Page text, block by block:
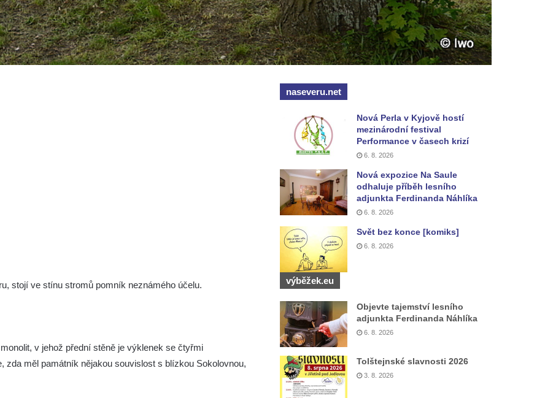
stojí ve stínu stromů pomník neznámého účelu.
v jehož přední stěně je výklenek se čtyřmi
měl památník nějakou souvislost s blízkou Sokolovnou,
naseveru.net
Nová Perla v Kyjově hostí
mezinárodní festival
Performance v časech krizí
6. 8. 2026
Nová expozice Na Saule
odhaluje příběh lesního
adjunkta Ferdinanda Náhlíka
6. 8. 2026
Svět bez konce [komiks]
6. 8. 2026
výběžek.eu
Objevte tajemství lesního
adjunkta Ferdinanda Náhlíka
6. 8. 2026
Tolštejnské slavnosti 2026
3. 8. 2026